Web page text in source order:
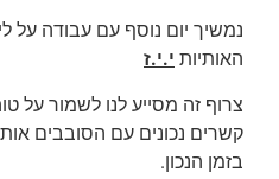
נמשיך יום נוסף עם עבודה על
האותיות י.י.ז
צרוף זה מסייע לנו לשמור על
קשרים נכונים עם הסובבים
בזמן הנכון.